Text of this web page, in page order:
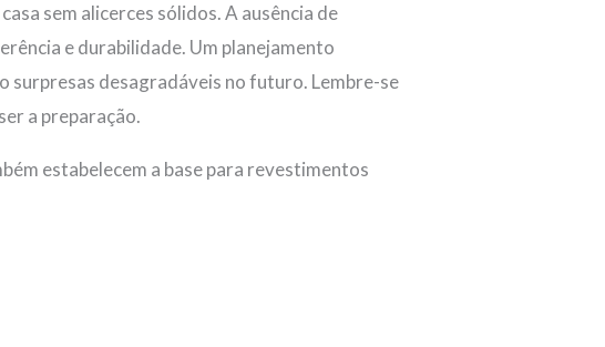
sem alicerces sólidos. A ausência de
e durabilidade. Um planejamento
desagradáveis no futuro. Lembre-se
a preparação.
estabelecem a base para revestimentos